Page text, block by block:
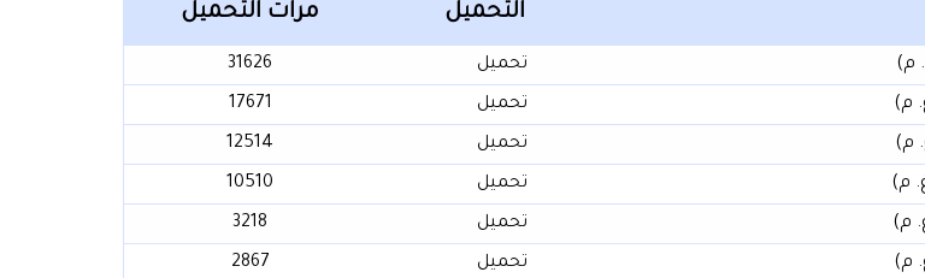
التحميل مرات التحميل
تحميل 31626
تحميل 17671
تحميل 12514
تحميل 10510
تحميل 3218
تحميل 2867